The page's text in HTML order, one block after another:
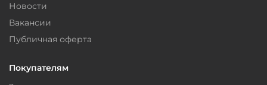
Новости
Вакансии
Публичная оферта
Покупателям